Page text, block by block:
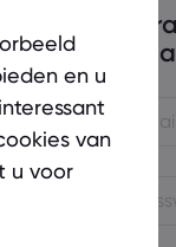
Ready to
Create an
en u
van
u voor